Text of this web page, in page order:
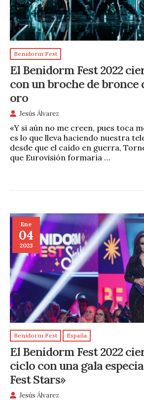
Benidorm Fest
El Benidorm Fest 2022
con un broche de bronce
oro
Jesús Álvarez
«Y si aún no me creen, pues toca
es lo que lleva haciendo nuestra
desde que el caído en guerra,
que Eurovisión formaría …
Ene
04
2023
Benidorm Fest España
El Benidorm Fest 2022
ciclo con una gala
Fest Stars»
Jesús Álvarez